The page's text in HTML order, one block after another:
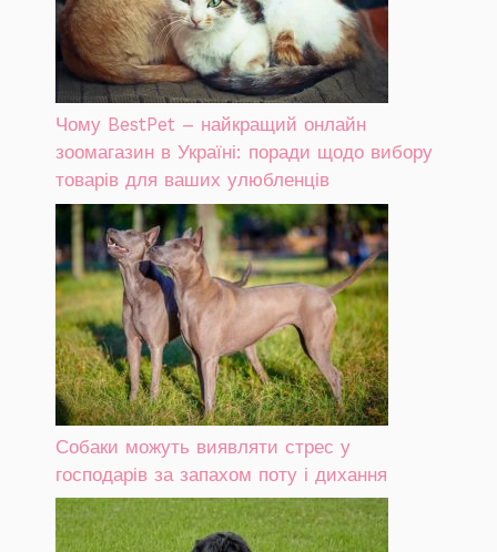
Чому BestPet – найкращий онлайн
зоомагазин в Україні: поради щодо вибору
товарів для ваших улюбленців
Собаки можуть виявляти стрес у
господарів за запахом поту і дихання